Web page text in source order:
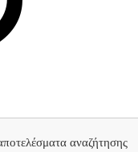
αναζήτησης